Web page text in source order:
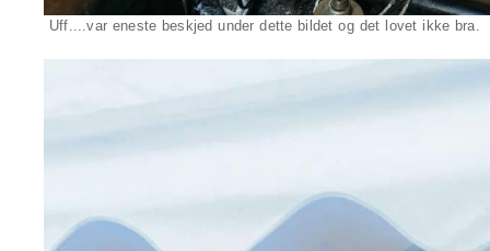
Uff....var eneste beskjed under dette bildet og det lovet ikke bra.